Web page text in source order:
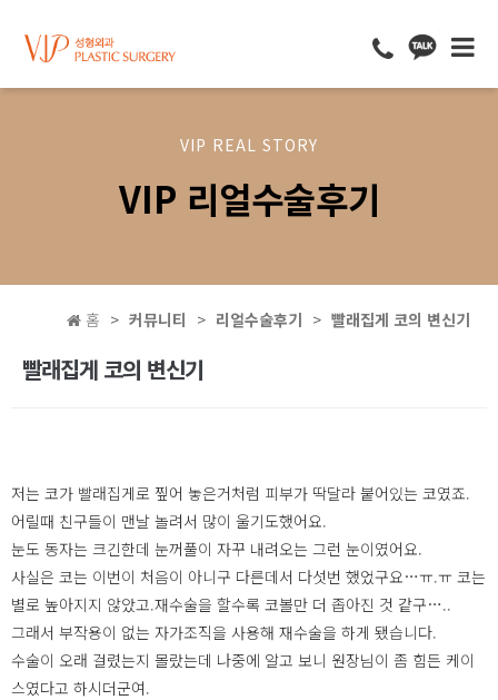
VIP REAL STORY
VIP 리얼수술후기
홈 커뮤니티 리얼수술후기 빨래집게 코의 변신기
빨래집게 코의 변신기
저는 코가 빨래집게로 찦어 놓은거처럼 피부가 딱달라 붙어있는 코였죠.
어릴때 친구들이 맨날 놀려서 많이 울기도했어요.
눈도 동자는 크긴한데 눈꺼풀이 자꾸 내려오는 그런 눈이였어요.
사실은 코는 이번이 처음이 아니구 다른데서 다섯번 했었구요…ㅠ.ㅠ 코는
별로 높아지지 않았고.재수술을 할수록 코볼만 더 좁아진 것 같구…..
그래서 부작용이 없는 자가조직을 사용해 재수술을 하게 됐습니다.
수술이 오래 걸렸는지 몰랐는데 나중에 알고 보니 원장님이 좀 힘든 케이
스였다고 하시더군여.